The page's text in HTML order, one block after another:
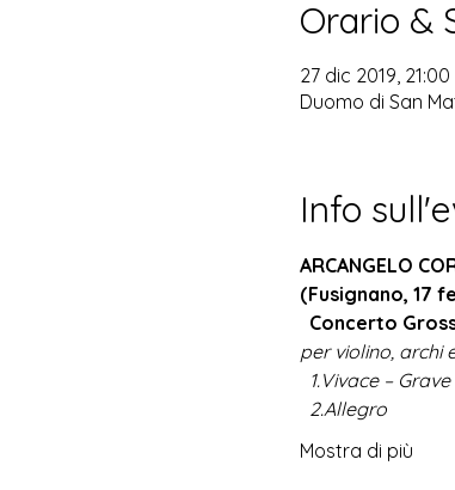
Orario &
27 dic 2019, 21:00
Duomo di San
Info
ARCANGELO
(Fusignano, 17
Concerto
per violino, archi
1.Vivace – Grave
2.Allegro
Mostra di più